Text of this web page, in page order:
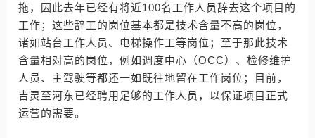
拖，因此去年已经有将近100名工作人员辞去这个项目的
工作；这些辞工的岗位基本都是技术含量不高的岗位，
诸如站台工作人员、电梯操作工等岗位；至于那此技术
含量相对高的岗位，例如调度中心（OCC）、检修维护
人员、主驾驶等都还一如既往地留在工作岗位；目前，
吉灵至河东已经聘用足够的工作人员，以保证项目正式
运营的需要。